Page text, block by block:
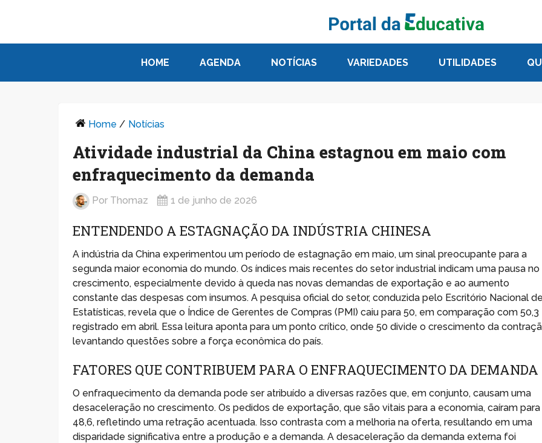
HOME AGENDA NOTÍCIAS VARIEDADES UTILIDADES
Home / Notícias
Atividade industrial da China estagnou em maio com
enfraquecimento da demanda
Por Thomaz 1 de junho de 2026
ENTENDENDO A ESTAGNAÇÃO DA INDÚSTRIA CHINESA
A indústria da China experimentou um período de estagnação em maio, um sinal preocupante para a
segunda maior economia do mundo. Os índices mais recentes do setor industrial indicam uma pausa no
crescimento, especialmente devido à queda nas novas demandas de exportação e ao aumento
constante das despesas com insumos. A pesquisa oficial do setor, conduzida pelo Escritório Nacional de
Estatísticas, revela que o Índice de Gerentes de Compras (PMI) caiu para 50, em comparação com 50,3
registrado em abril. Essa leitura aponta para um ponto crítico, onde 50 divide o crescimento da
levantando questões sobre a força econômica do país.
FATORES QUE CONTRIBUEM PARA O ENFRAQUECIMENTO DA DEMANDA
O enfraquecimento da demanda pode ser atribuído a diversas razões que, em conjunto, causam uma
desaceleração no crescimento. Os pedidos de exportação, que são vitais para a economia, caíram para
48,6, refletindo uma retração acentuada. Isso contrasta com a melhoria na oferta, resultando em uma
disparidade significativa entre a produção e a demanda. A desaceleração da demanda externa foi